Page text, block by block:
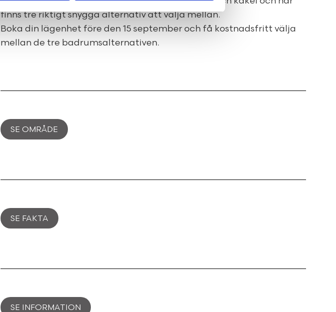
finns tre riktigt snygga alternativ att välja mellan.
Boka din lägenhet före den 15 september och få kostnadsfritt välja
mellan de tre badrumsalternativen.
SE OMRÅDE
SE FAKTA
SE INFORMATION